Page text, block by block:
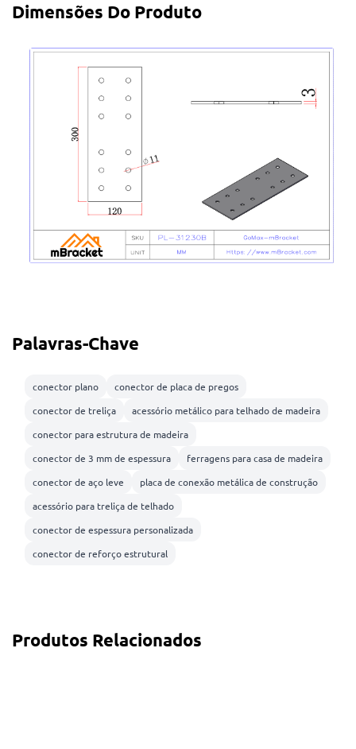
Dimensões Do Produto
Palavras-Chave
conector plano
conector de placa de pregos
conector de treliça
acessório metálico para telhado de madeira
conector para estrutura de madeira
conector de 3 mm de espessura
ferragens para casa de madeira
conector de aço leve
placa de conexão metálica de construção
acessório para treliça de telhado
conector de espessura personalizada
conector de reforço estrutural
Produtos Relacionados